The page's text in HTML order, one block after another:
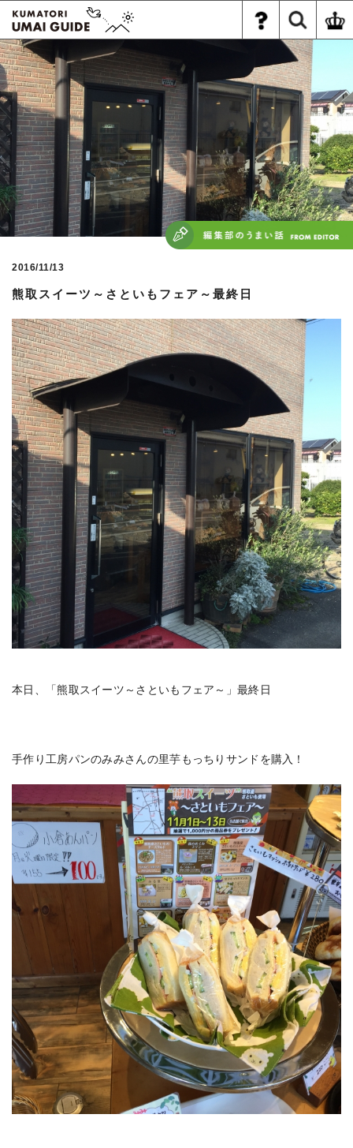
2016/11/13
熊取スイーツ～さといもフェア～最終日
本日、「熊取スイーツ～さといもフェア～」最終日
手作り工房パンのみみさんの里芋もっちりサンドを購入！